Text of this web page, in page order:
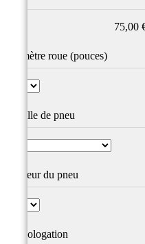
75,00
Diamètre roue (pouces)
Famille de pneu
Hauteur du pneu
Homologation